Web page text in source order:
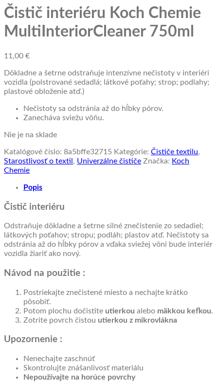
Čistič interiéru Koch Chemie
MultiInteriorCleaner 750ml
11,00 €
Dôkladne a šetrne odstraňuje intenzívne nečistoty v interiéri
vozidla (polstrované sedadlá; látkové poťahy; strop; podlahy;
plastové obloženie atď.)
Nečistoty sa odstránia až do hĺbky pórov.
Zanecháva sviežu vôňu.
Nie je na sklade
Katalógové číslo: 8a5bffe32715 Kategórie: Čističe textilu,
Starostlivosť o textil , Univerzálne čističe Značka: Koch
Chemie
Popis
Čistič interiéru
Odstraňuje dôkladne a šetrne silné znečistenie zo sedadiel;
látkových poťahov; stropu; podláh; plastov atď. Nečistoty sa
odstránia až do hĺbky pórov a vďaka sviežej vôni bude interiér
vozidla žiariť ako nový.
Návod na použitie :
Postriekajte znečistené miesto a nechajte krátko
pôsobiť.
Potom plochu dočistite utierkou alebo mäkkou kefkou.
Zotrite povrch čistou utierkou z mikrovlákna
Upozornenie :
Nenechajte zaschnúť
Skontrolujte znášanlivosť materiálu
Nepoužívajte na horúce povrchy